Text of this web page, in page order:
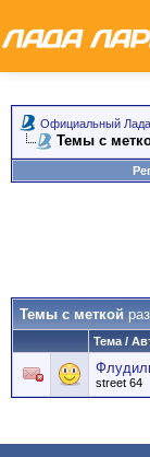
Официальный Лада
Темы с
Темы с меткой
Тема /
street 64